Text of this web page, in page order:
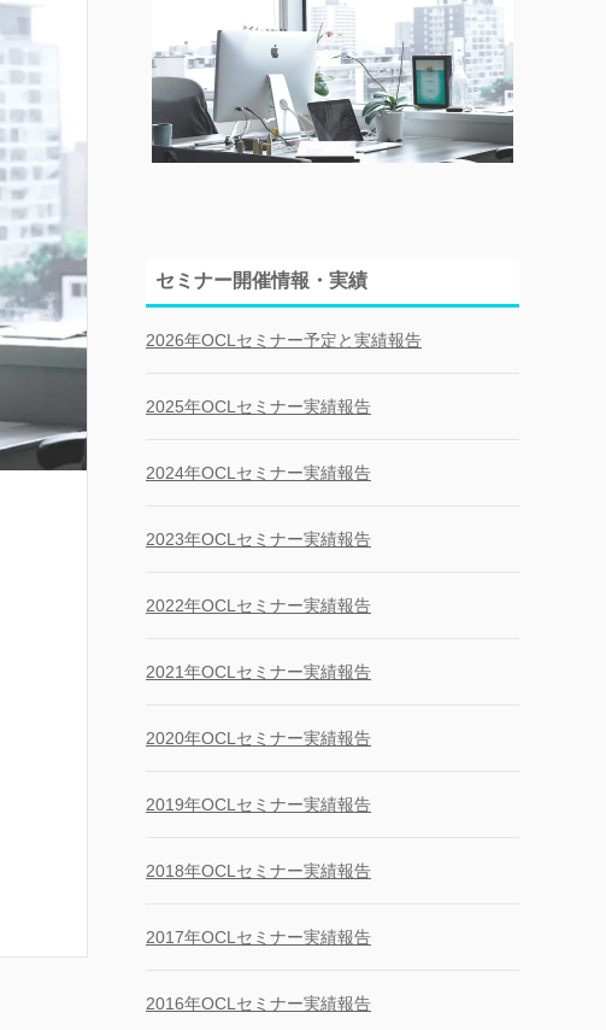
セミナー開催情報・実績
2026年OCLセミナー予定と実績報告
2025年OCLセミナー実績報告
2024年OCLセミナー実績報告
2023年OCLセミナー実績報告
2022年OCLセミナー実績報告
2021年OCLセミナー実績報告
2020年OCLセミナー実績報告
2019年OCLセミナー実績報告
2018年OCLセミナー実績報告
2017年OCLセミナー実績報告
2016年OCLセミナー実績報告